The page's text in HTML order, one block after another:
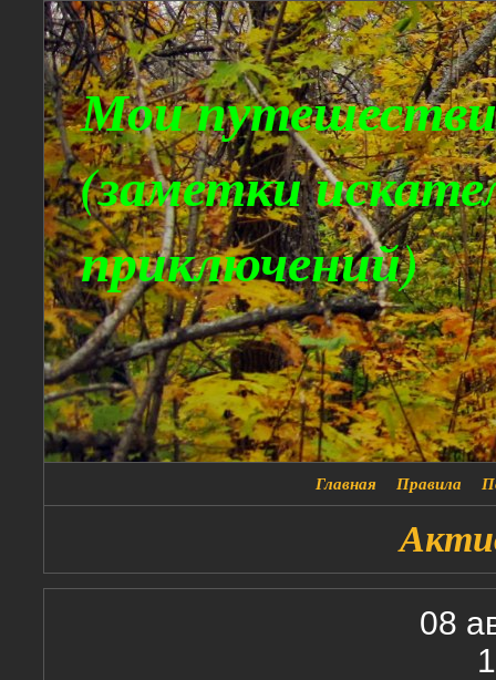
Мои
(заметки
приключений)
Главная Правила
08